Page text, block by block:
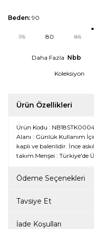
Beden: 90
75 80 85
Daha Fazla Nbb
Koleksiyon
Ürün Özellikleri
Ürün Kodu :
Alanı : Günlük Kullanım
kaplı ve balenlidir. İnce
takım.Menşei : Türkiye'de
Ödeme Seçenekleri
Tavsiye Et
İade Koşulları